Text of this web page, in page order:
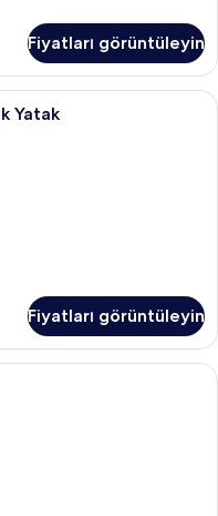
Fiyatları görüntüleyin
Büyük Yataklı Oda, 1 Çift Kişilik
Yatak
Fiyatları görüntüleyin
Oda | Odada kasa,